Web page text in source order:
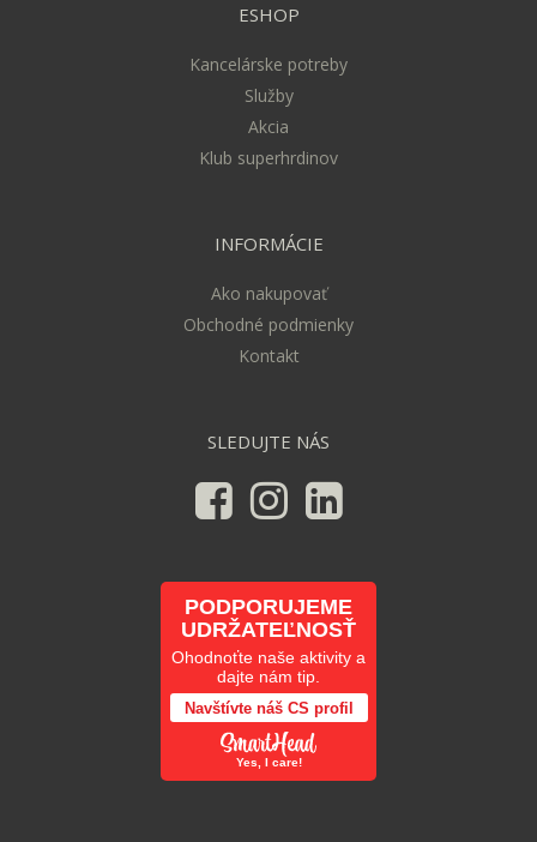
ESHOP
Kancelárske potreby
Služby
Akcia
Klub superhrdinov
INFORMÁCIE
Ako nakupovať
Obchodné podmienky
Kontakt
SLEDUJTE NÁS
PODPORUJEME
UDRŽATEĽNOSŤ
Ohodnoťte naše aktivity a
dajte nám tip.
Navštívte náš CS profil
Yes, I care!